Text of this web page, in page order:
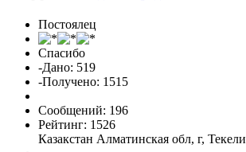
Постоялец
Спасибо
-Дано: 519
-Получено: 1515
Сообщений: 196
Рейтинг: 1526
Казакстан Алматинская обл, г, Текели